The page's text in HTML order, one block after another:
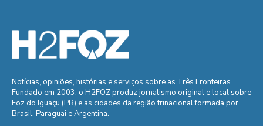
Notícias, opiniões, histórias e serviços sobre as Três Fronteiras.
Fundado em 2003, o H2FOZ produz jornalismo original e local sobre
Foz do Iguaçu (PR) e as cidades da região trinacional formada por
Brasil, Paraguai e Argentina.